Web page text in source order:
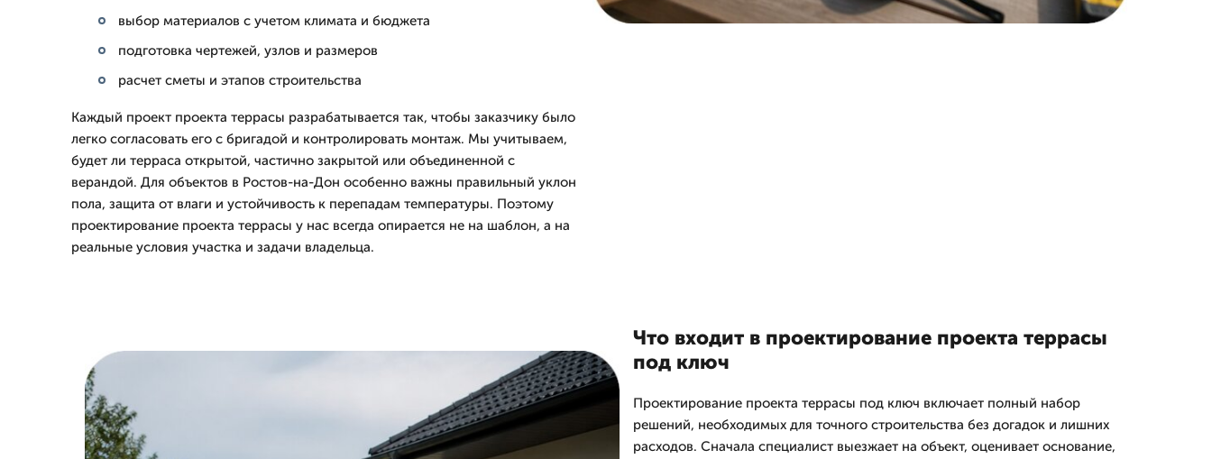
выбор материалов с учетом климата и бюджета
подготовка чертежей, узлов и размеров
расчет сметы и этапов строительства
Каждый проект проекта террасы разрабатывается так, чтобы заказчику было
легко согласовать его с бригадой и контролировать монтаж. Мы учитываем,
будет ли терраса открытой, частично закрытой или объединенной с
верандой. Для объектов в Ростов-на-Дон особенно важны правильный уклон
пола, защита от влаги и устойчивость к перепадам температуры. Поэтому
проектирование проекта террасы у нас всегда опирается не на шаблон, а на
реальные условия участка и задачи владельца.
Что входит в проектирование проекта террасы
под ключ
Проектирование проекта террасы под ключ включает полный набор
решений, необходимых для точного строительства без догадок и лишних
расходов. Сначала специалист выезжает на объект, оценивает основание,